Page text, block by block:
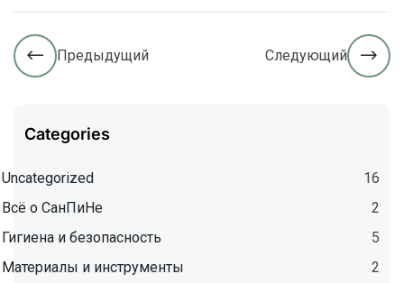
Предыдущий Следующий
Categories
Uncategorized
16
Всё о СанПиНе
2
Гигиена и безопасность
5
Материалы и инструменты
2